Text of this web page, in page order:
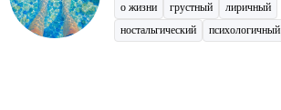
о жизни
грустный
лиричный
ностальгический
психологичный